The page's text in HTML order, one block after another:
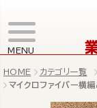
MENU
HOME カテゴリ一覧
マイクロファイバー横